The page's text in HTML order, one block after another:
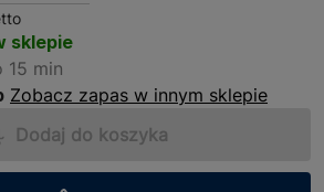
sklepie
15 min
Zobacz zapas w innym sklepie
Dodaj do koszyka